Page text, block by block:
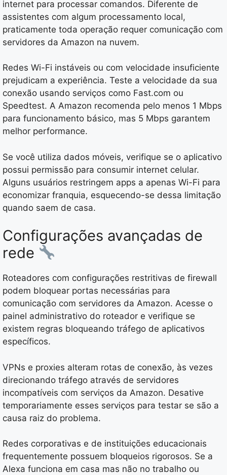
internet para processar comandos. Diferente de
assistentes com algum processamento local,
praticamente toda operação requer comunicação com
servidores da Amazon na nuvem.
Redes Wi-Fi instáveis ou com velocidade insuficiente
prejudicam a experiência. Teste a velocidade da sua
conexão usando serviços como Fast.com ou
Speedtest. A Amazon recomenda pelo menos 1 Mbps
para funcionamento básico, mas 5 Mbps garantem
melhor performance.
Se você utiliza dados móveis, verifique se o aplicativo
possui permissão para consumir internet celular.
Alguns usuários restringem apps a apenas Wi-Fi para
economizar franquia, esquecendo-se dessa limitação
quando saem de casa.
Configurações avançadas de
rede
Roteadores com configurações restritivas de firewall
podem bloquear portas necessárias para
comunicação com servidores da Amazon. Acesse o
painel administrativo do roteador e verifique se
existem regras bloqueando tráfego de aplicativos
específicos.
VPNs e proxies alteram rotas de conexão, às vezes
direcionando tráfego através de servidores
incompatíveis com serviços da Amazon. Desative
temporariamente esses serviços para testar se são a
causa raiz do problema.
Redes corporativas e de instituições educacionais
frequentemente possuem bloqueios rigorosos. Se a
Alexa funciona em casa mas não no trabalho ou